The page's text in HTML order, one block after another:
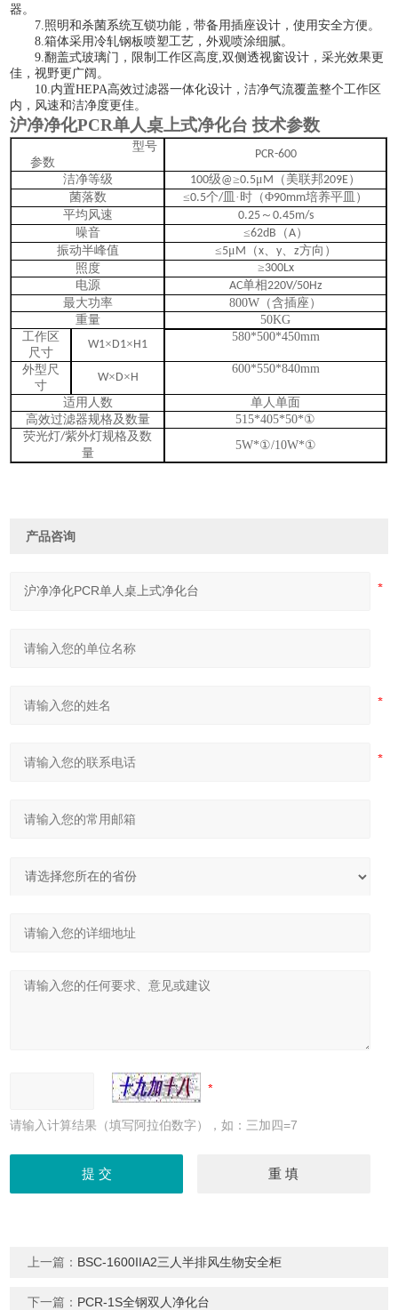
器 。
7 照明和杀菌系统互锁功能，带备用插座设计，使用安全方便。
8 .箱体采用冷轧钢板喷塑工艺，外观喷涂细腻。
9 .翻盖式玻璃门，限制工作区高度 ,双侧透视窗设计，采光效果更
佳，视野更广阔。
10 内置HEPA高效过滤器一体化设计，洁净气流覆盖整个工作区
内，风速和洁净度更佳。
沪净净化PCR单人桌上式净化台 技术参数
型号
参数
PCR-600
洁净等级
100级@≥0.5μ M （美联邦209E）
菌落数
≤0.5个/皿·时（Φ90mm培养平皿）
平均风速
0.25～ 0.45m/s
噪音
≤62dB （A）
振动半峰值
≤5μ M （x、 y、 z方向）
照度
≥300Lx
电源
AC单相220V/50Hz
最大功率
800W （含插座）
重量
50KG
工作区
尺寸
W1× D1× H1
580*500*450mm
外型尺
寸
W× D× H
600*550*840mm
适用人数
单人单面
高效过滤器规格及数量
515*405*50*①
荧光灯/紫外灯规格及数
量
5W*①/10W*①
产品咨询
请输入计算结果（填写阿拉伯数字），如：三加四=7
上一篇： BSC-1600IIA2三人半排风生物安全柜
下一篇： PCR-1S全钢双人净化台